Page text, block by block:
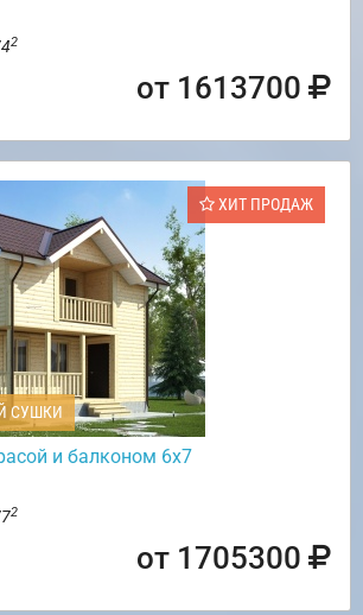
2
от 1613700
ХИТ ПРОДАЖ
СУШКИ
и балконом 6х7
2
от 1705300